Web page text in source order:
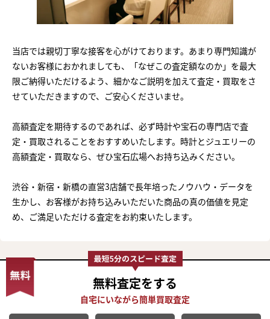
当店では親切丁寧な接客を心がけております。あまり専門知識が
ないお客様におかれましても、「なぜこの査定額なのか」を最大
限ご納得いただけるよう、細かなご説明を加えて査定・買取をさ
せていただきますので、ご安心くださいませ。
高額査定を期待するのであれば、必ず時計や宝石の専門店で査
定・買取されることをおすすめいたします。時計とジュエリーの
高額査定・買取なら、ぜひ宝石広場へお持ち込みください。
渋谷・新宿・新橋の直営3店舗で長年培ったノウハウ・データを
生かし、お客様がお持ち込みいただいた商品の真の価値を見定
め、ご満足いただける査定をお約束いたします。
無料査定をする